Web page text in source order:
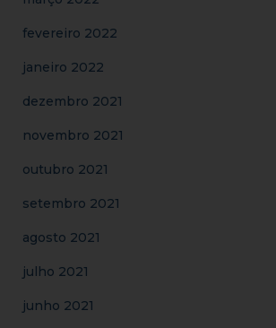
fevereiro 2022
janeiro 2022
dezembro 2021
novembro 2021
outubro 2021
setembro 2021
agosto 2021
julho 2021
junho 2021